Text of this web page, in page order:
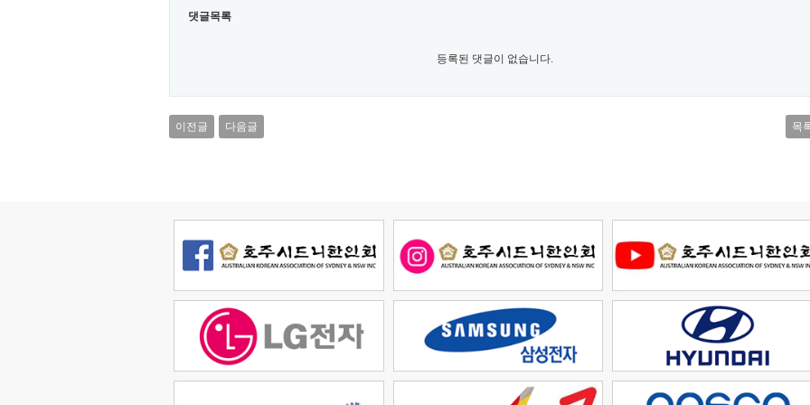
댓글목록
등록된 댓글이 없습니다.
이전글 다음글 목